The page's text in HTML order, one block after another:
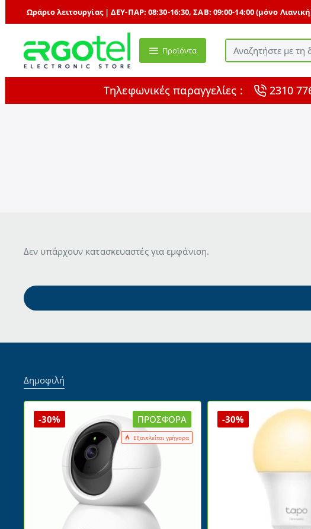
Ωράριο λειτουργίας | ΔΕΥ-ΠΑΡ: 08:30-16:30, ΣΑΒ: 09:00-14:00 (μόνο
Προϊόντα
Αναζητήστε
τη
δύναμη
της
Τηλεφωνικές παραγγελίες : 2310
Δεν υπάρχουν κατασκευαστές για εμφάνιση.
Δημοφιλή
ΠΡΟΣΦΟΡΆ
Εξαντλείται γρήγορα
-30% -30%